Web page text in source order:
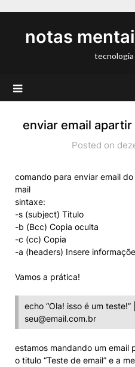
contentnotas
tecnologia
enviar email
Posted on
comando para enviar email
mail
sintaxe:
-s (subject) Titulo
-b (Bcc) Copia oculta
-c (cc) Copia
-a (headers) Insere
Vamos a prática!
echo “Ola! isso é um teste!”
seu@email.com.br
estamos mandando um email
o titulo “Teste de email” e a